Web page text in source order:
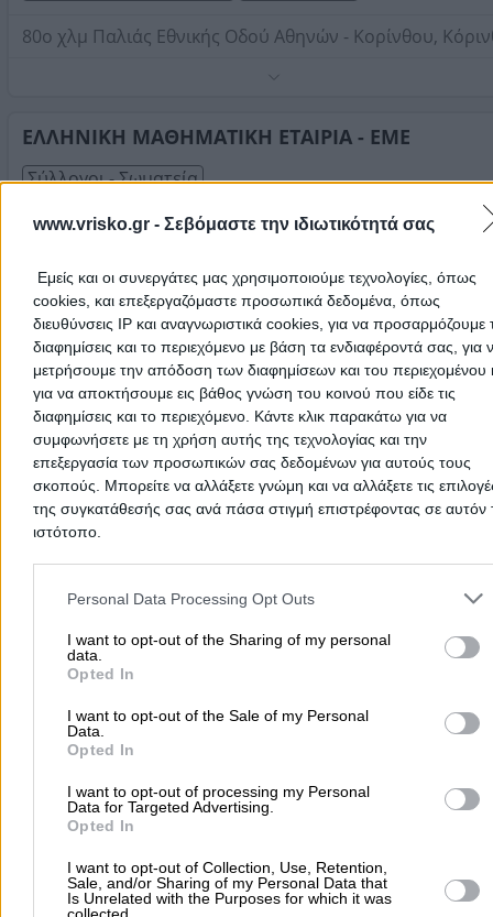
www.vrisko.gr - Σεβόμαστε την ιδιωτικότητά σας
Εμείς και οι συνεργάτες μας χρησιμοποιούμε τεχνολογίες, όπως
cookies, και επεξεργαζόμαστε προσωπικά δεδομένα, όπως
διευθύνσεις IP και αναγνωριστικά cookies, για να προσαρμόζουμε
διαφημίσεις και το περιεχόμενο με βάση τα ενδιαφέροντά σας, για
μετρήσουμε την απόδοση των διαφημίσεων και του περιεχομένου
για να αποκτήσουμε εις βάθος γνώση του κοινού που είδε τις
διαφημίσεις και το περιεχόμενο. Κάντε κλικ παρακάτω για να
συμφωνήσετε με τη χρήση αυτής της τεχνολογίας και την
επεξεργασία των προσωπικών σας δεδομένων για αυτούς τους
σκοπούς. Μπορείτε να αλλάξετε γνώμη και να αλλάξετε τις
της συγκατάθεσής σας ανά πάσα στιγμή επιστρέφοντας σε αυτόν
ιστότοπο.
Please note that this website/app uses one or more Google
and may gather and store information including but not limited to
to Google and its third-party tags to use your data for below
purposes in below Google consent section.
Personal Data Processing Opt Outs
I want to opt-out of the Sharing of my personal
data.
Opted In
I want to opt-out of the Sale of my Personal
Data.
Opted In
I want to opt-out of processing my Personal
Data for Targeted Advertising.
Opted In
I want to opt-out of Collection, Use, Retention,
Sale, and/or Sharing of my Personal Data that
Is Unrelated with the Purposes for which it was
80ο χλμ Παλιάς Εθνικής Οδού Αθηνών - Κορίνθου,
Τηλέφωνο: 6951526141
Στοιχεία αναζήτησης:
ΕΛΛΗΝΙΚΗ ΜΑΘΗΜΑΤΙΚΗ ΕΤΑΙΡΙΑ - ΕΜΕ
Σύλλογοι - Σωματεία
Κόρινθος, Κόρινθος
Τηλέφωνο:6977512719
Στοιχεία αναζήτησης:Μαθηματικοί , Κορινθίας
Στην ενότητα Μαθηματικοίμπορείτε να βρείτε πληροφορίες για
Μαθηματικοί σεΚορινθίας. Δείτε την καταχώρηση που σας
ενδιαφέρει στο χάρτη και μέσα από την υπηρεσία Δρομολόγηση
λαμβάνετε αναλυτικές οδηγίες πρόσβασης.
Αρχική > Νομός Κορινθίας > Μαθηματικοί
Δημοφιλείς Αναζητήσεις
Υδραυλικοί - Υδραυλικές Εγκαταστάσεις
περισσότερα >>
Τοπική Αναζήτηση
Θεσσαλονίκη
Περιστέρι Καβάλα Τρίπολη Καλλιθέα Σέρρες
Ρόδος
Πειραιάς Κέρκυρα
περισσότερα >>